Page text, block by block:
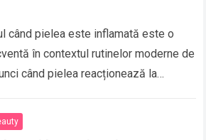
când pielea este inflamată este o
în contextul rutinelor moderne de
când pielea reacționează la